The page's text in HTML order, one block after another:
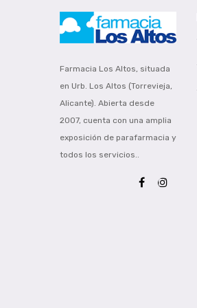
Farmacia Los Altos, situada
en Urb. Los Altos (Torrevieja,
Alicante). Abierta desde
2007, cuenta con una amplia
exposición de parafarmacia y
todos los servicios..